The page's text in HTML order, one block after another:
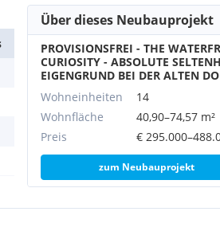
Über dieses Neubauprojekt
PROVISIONSFREI - THE
CURIOSITY - ABSOLUTE
EIGENGRUND BEI DER ALTEN
Wohneinheiten
14
Wohnfläche
40,90–74,57 m²
Preis
€
zum Neubauprojekt